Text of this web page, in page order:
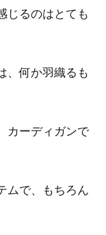
イヤードするメ
洒落！
ド（重ね着する）ス
じるのはとても
、何か羽織るも
カーディガンで
ムで、もちろん